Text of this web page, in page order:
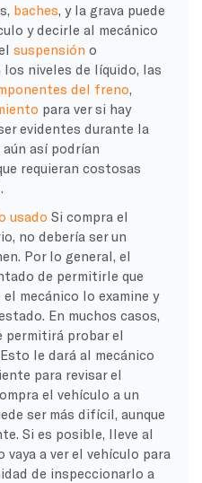
baches, y la grava puede
y decirle al mecánico
suspensión o
los niveles de líquido, las
del freno,
para ver si hay
evidentes durante la
aún así podrían
requieran costosas
usado Si compra el
no debería ser un
Por lo general, el
de permitirle que
mecánico lo examine y
En muchos casos,
permitirá probar el
le dará al mecánico
para revisar el
el vehículo a un
ser más difícil, aunque
Si es posible, lleve al
a ver el vehículo para
de inspeccionarlo a